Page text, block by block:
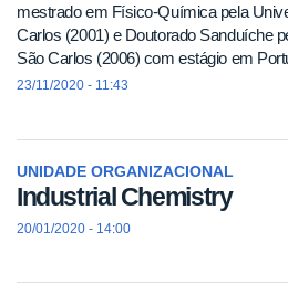
mestrado em Físico-Química pela
Carlos (2001) e Doutorado Sanduíche
São Carlos (2006) com estágio em
23/11/2020 - 11:43
UNIDADE ORGANIZACIONAL
Industrial Chemistry
20/01/2020 - 14:00